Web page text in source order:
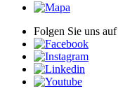
Folgen Sie uns auf